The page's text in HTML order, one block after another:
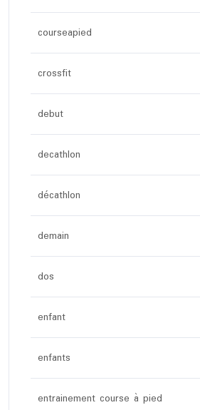
courseapied
crossfit
debut
decathlon
décathlon
demain
dos
enfant
enfants
entrainement course à pied